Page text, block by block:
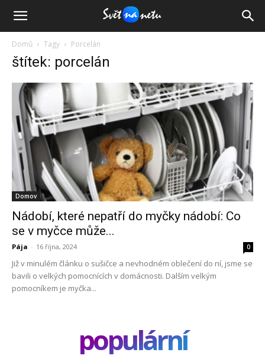
Domů Tagy Porcelán
štítek: porcelán
Domov
Nádobí, které nepatří do myčky nádobí: Co
se v myčce může...
Pája - 16 října, 2024 0
Již v minulém článku o sušičce a nevhodném oblečení do ní, jsme se
bavili o velkých pomocnících v domácnosti. Dalším velkým
pomocníkem je myčka...
populární